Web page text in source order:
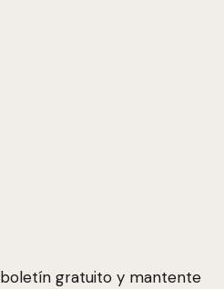
gratuito y mantente